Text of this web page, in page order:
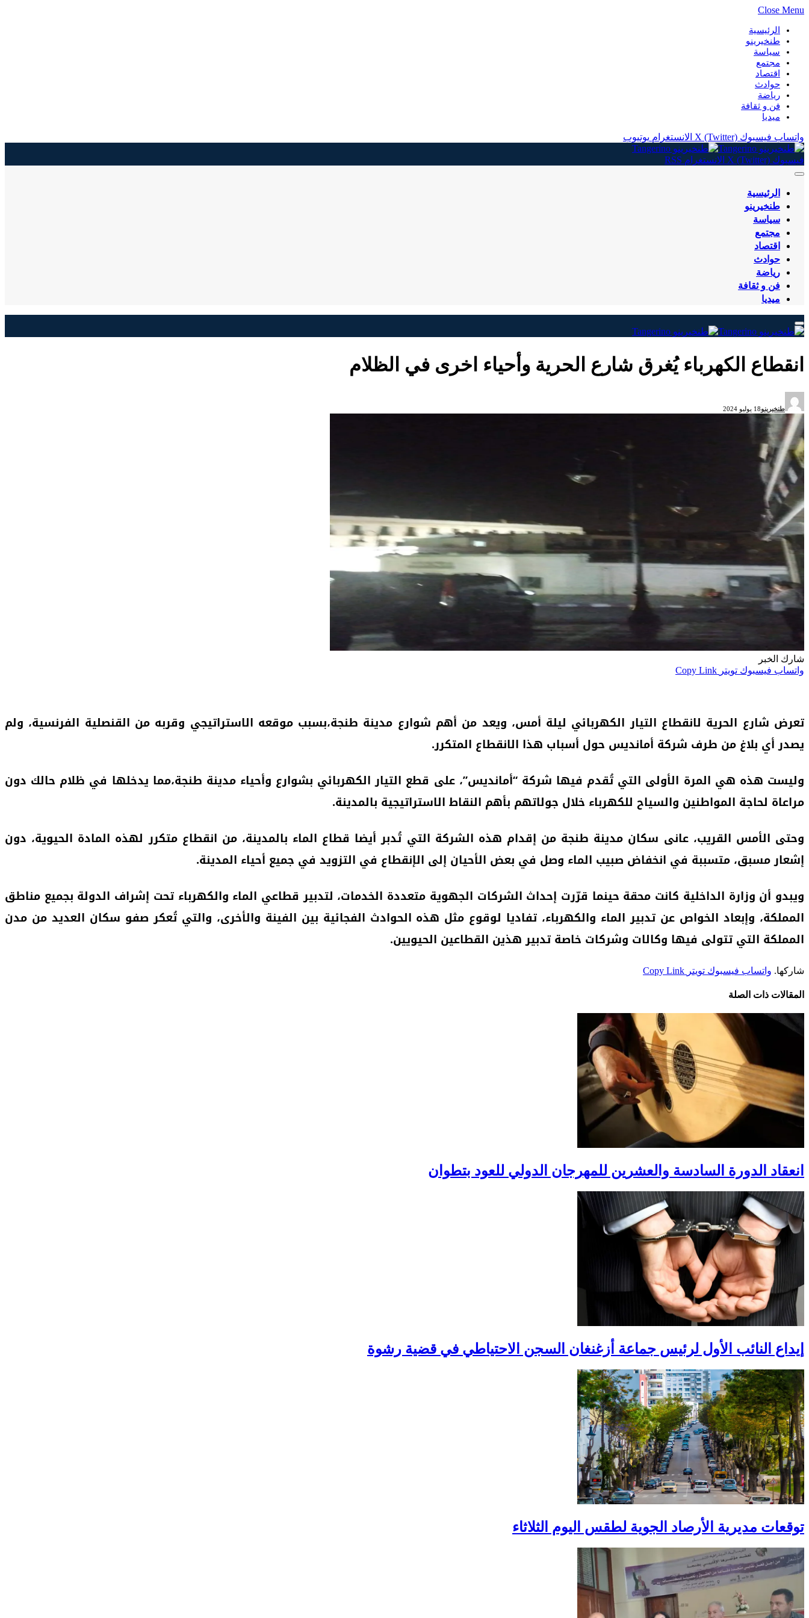
Close Menu
الرئيسية
طنخيرينو
سياسة
مجتمع
اقتصاد
حوادث
رياضة
فن و ثقافة
ميديا
واتساب فيسبوك X (Twitter) الانستغرام يوتيوب
فيسبوك X (Twitter) الانستغرام RSS
الرئيسية
طنخيرينو
سياسة
مجتمع
اقتصاد
حوادث
رياضة
فن و ثقافة
ميديا
انقطاع الكهرباء يُغرق شارع الحرية وأحياء اخرى في الظلام
طنخيرينو18 يوليو 2024
شارك الخبر
واتساب فيسبوك تويتر Copy Link
تعرض شارع الحرية لانقطاع التيار الكهربائي ليلة أمس، ويعد من أهم شوارع مدينة طنجة،بسبب موقعه الاستراتيجي وقربه من القنصلية الفرنسية، ولم
يصدر أي بلاغ من طرف شركة أمانديس حول أسباب هذا الانقطاع المتكرر.
وليست هذه هي المرة الأولى التي تُقدم فيها شركة “أمانديس”، على قطع التيار الكهربائي بشوارع وأحياء مدينة طنجة،مما يدخلها في ظلام حالك دون
مراعاة لحاجة المواطنين والسياح للكهرباء خلال جولاتهم بأهم النقاط الاستراتيجية بالمدينة.
وحتى الأمس القريب، عانى سكان مدينة طنجة من إقدام هذه الشركة التي تُدبر أيضا قطاع الماء بالمدينة، من انقطاع متكرر لهذه المادة الحيوية، دون
إشعار مسبق، متسببة في انخفاض صبيب الماء وصل في بعض الأحيان إلى الإنقطاع في التزويد في جميع أحياء المدينة.
ويبدو أن وزارة الداخلية كانت محقة حينما قرّرت إحداث الشركات الجهوية متعددة الخدمات، لتدبير قطاعي الماء والكهرباء تحت إشراف الدولة بجميع مناطق
المملكة، وإبعاد الخواص عن تدبير الماء والكهرباء، تفاديا لوقوع مثل هذه الحوادث الفجائية بين الفينة والأخرى، والتي تُعكر صفو سكان العديد من مدن
المملكة التي تتولى فيها وكالات وشركات خاصة تدبير هذين القطاعين الحيويين.
شاركها. واتساب فيسبوك تويتر Copy Link
المقالات ذات الصلة
انعقاد الدورة السادسة والعشرين للمهرجان الدولي للعود بتطوان
إيداع النائب الأول لرئيس جماعة أزغنغان السجن الاحتياطي في قضية رشوة
توقعات مديرية الأرصاد الجوية لطقس اليوم الثلاثاء